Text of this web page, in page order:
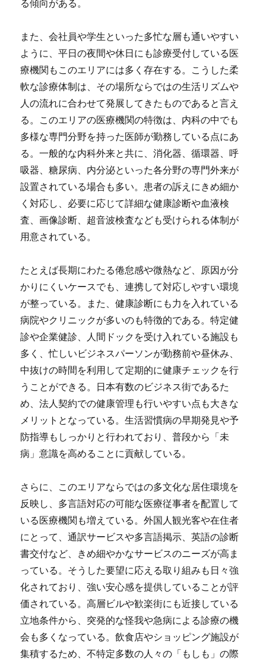
る傾向がある。
また、会社員や学生といった多忙な層も通いやすい
ように、平日の夜間や休日にも診療受付している医
療機関もこのエリアには多く存在する。こうした柔
軟な診療体制は、その場所ならではの生活リズムや
人の流れに合わせて発展してきたものであると言え
る。このエリアの医療機関の特徴は、内科の中でも
多様な専門分野を持った医師が勤務している点にあ
る。一般的な内科外来と共に、消化器、循環器、呼
吸器、糖尿病、内分泌といった各分野の専門外来が
設置されている場合も多い。患者の訴えにきめ細か
く対応し、必要に応じて詳細な健康診断や血液検
査、画像診断、超音波検査なども受けられる体制が
用意されている。
たとえば長期にわたる倦怠感や微熱など、原因が分
かりにくいケースでも、連携して対応しやすい環境
が整っている。また、健康診断にも力を入れている
病院やクリニックが多いのも特徴的である。特定健
診や企業健診、人間ドックを受け入れている施設も
多く、忙しいビジネスパーソンが勤務前や昼休み、
中抜けの時間を利用して定期的に健康チェックを行
うことができる。日本有数のビジネス街であるた
め、法人契約での健康管理も行いやすい点も大きな
メリットとなっている。生活習慣病の早期発見や予
防指導もしっかりと行われており、普段から「未
病」意識を高めることに貢献している。
さらに、このエリアならではの多文化な居住環境を
反映し、多言語対応の可能な医療従事者を配置して
いる医療機関も増えている。外国人観光客や在住者
にとって、通訳サービスや多言語掲示、英語の診断
書交付など、きめ細やかなサービスのニーズが高ま
っている。そうした要望に応える取り組みも日々強
化されており、強い安心感を提供していることが評
価されている。高層ビルや歓楽街にも近接している
立地条件から、突発的な怪我や急病による診療の機
会も多くなっている。飲食店やショッピング施設が
集積するため、不特定多数の人々の「もしも」の際